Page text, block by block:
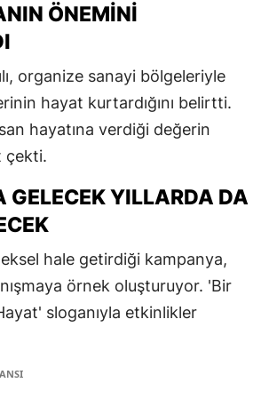
ÖNEMINI
organize sanayi bölgeleriyle
hayat kurtardığını belirtti.
hayatına verdiği değerin
çekti.
GELECEK YILLARDA DA
hale getirdiği kampanya,
örnek oluşturuyor. 'Bir
sloganıyla etkinlikler